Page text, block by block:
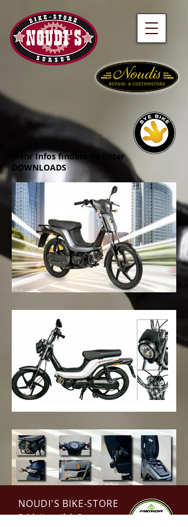
Mehr Infos findest du unter
DOWNLOADS
NOUDI'S BIKE-STORE
Schlottermilch 2a